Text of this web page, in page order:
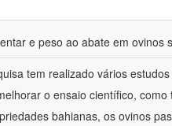
e peso ao abate em ovinos
tem realizado vários
o ensaio científico,
bahianas, os ovinos